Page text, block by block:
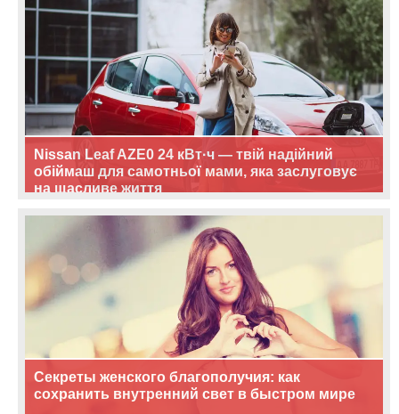
Nissan Leaf AZE0 24 кВт·ч — твій надійний
обіймаш для самотньої мами, яка заслуговує
на щасливе життя
Секреты женского благополучия: как
сохранить внутренний свет в быстром мире